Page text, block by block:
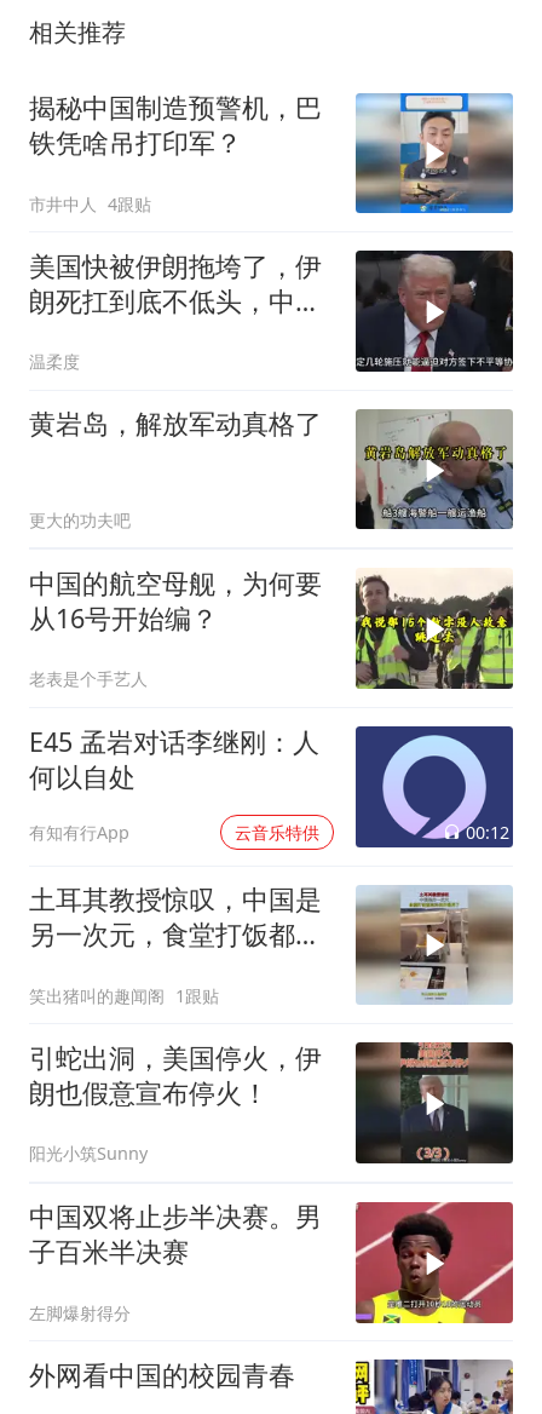
相关推荐
揭秘中国制造预警机，巴
铁凭啥吊打印军？
市井中人 4跟贴
美国快被伊朗拖垮了，伊
朗死扛到底不低头，中国
温柔度
黄岩岛，解放军动真格了
更大的功夫吧
中国的航空母舰，为何要
从16号开始编？
老表是个手艺人
E45 孟岩对话李继刚：人
何以自处
有知有行App 云音乐特供 00:12
土耳其教授惊叹，中国是
另一次元，食堂打饭都高
笑出猪叫的趣闻阁 1跟贴
引蛇出洞，美国停火，伊
朗也假意宣布停火！
阳光小筑Sunny
中国双将止步半决赛。男
子百米半决赛
左脚爆射得分
外网看中国的校园青春